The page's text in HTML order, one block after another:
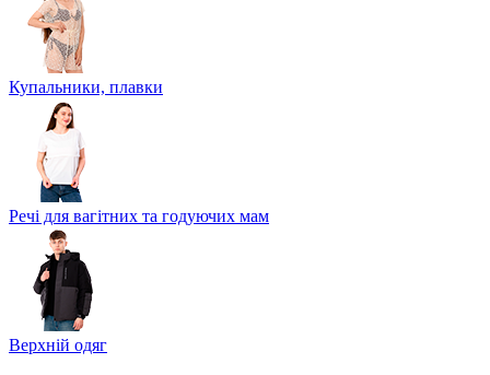
Купальники, плавки
Речі для вагітних та годуючих мам
Верхній одяг